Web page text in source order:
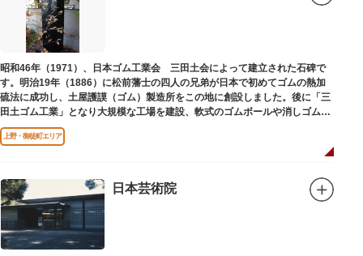
昭和46年（1971）、日本ゴム工業会 三田土会によって建立された石碑で
す。明治19年（1886）に松前藩士の四人の兄弟が日本で初めてゴムの熱加
硫法に成功し、土屋護謨（ゴム）製造所をこの地に創設しました。後に「三
田土ゴム工業」となり大規模な工場を建設、軟式のゴムボールや消しゴムな
ど新しいゴム製品を次々に開発しました。
上野・御徒町エリア
日本芸術院